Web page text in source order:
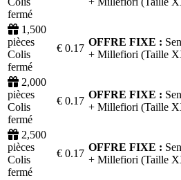
fermé
1,500
pièces
Colis
fermé
€ 0.17
OFFRE FIXE :
+ Millefiori (Taille
2,000
pièces
Colis
fermé
€ 0.17
OFFRE FIXE :
+ Millefiori (Taille
2,500
pièces
Colis
fermé
€ 0.17
OFFRE FIXE :
+ Millefiori (Taille